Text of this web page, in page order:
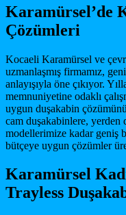
Karamürsel’de
Çözümleri
Kocaeli Karamürsel ve
uzmanlaşmış firmamız,
anlayışıyla öne çıkıyor.
memnuniyetine odaklı
uygun duşakabin
cam duşakabinlere, yerden
modellerimize kadar geniş
bütçeye uygun çözümler
Karamürsel
Trayless